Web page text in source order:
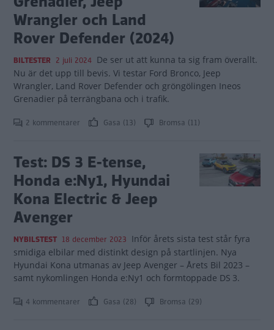
Wrangler och Land
Rover Defender (2024)
BILTESTER 2 juli 2024 De ser ut att kunna ta sig fram överallt.
Nu är det upp till bevis. Vi testar Ford Bronco, Jeep
Wrangler, Land Rover Defender och gröngölingen Ineos
Grenadier på terrängbana och i trafik.
2 kommentarer Gasa (13) Bromsa (11)
Test: DS 3 E-tense,
Honda e:Ny1, Hyundai
Kona Electric & Jeep
Avenger
NYBILSTEST 18 december 2023 Inför årets sista test står fyra
smidiga elbilar med distinkt design på startlinjen. Nya
Hyundai Kona utmanas av Jeep Avenger – Årets Bil 2023 –
samt nykomlingen Honda e:Ny1 och formtoppade DS 3.
4 kommentarer Gasa (28) Bromsa (29)